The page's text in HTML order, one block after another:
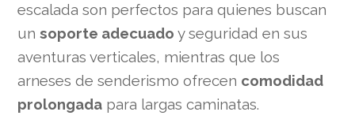
escalada son perfectos para quienes buscan
unsoporte adecuado y seguridad en sus
aventuras verticales, mientras que los
arneses de senderismo ofrecen comodidad
prolongada para largas caminatas.